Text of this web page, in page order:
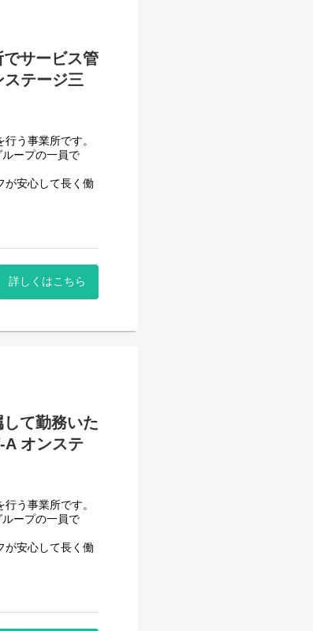
います。
をしております。
る体制となって
サービス管
テージ三
う事業所です。
ープの一員で
が安心して長く働
ます。
目指す、または
）
環境を整え業務
ックのみです。
用しているので
はもっているが
詳しくはこちら
て勤務いた
A オンステ
う事業所です。
ープの一員で
が安心して長く働
おります。